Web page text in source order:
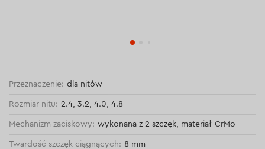
Przeznaczenie: dla nitów
Rozmiar nitu: 2.4, 3.2, 4.0, 4.8
Mechanizm zaciskowy: wykonana z 2 szczęk, materiał CrMo
Twardość szczęk ciągnących: 8 mm